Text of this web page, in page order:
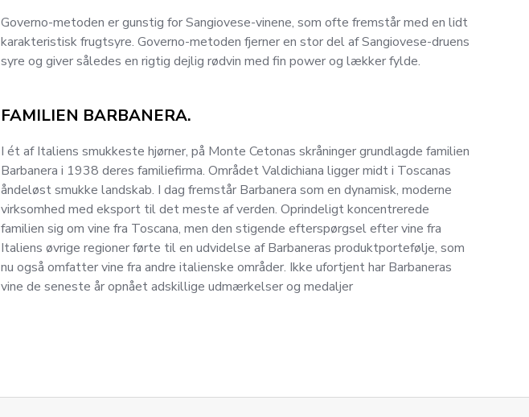
Governo-metoden er gunstig for Sangiovese-vinene, som ofte fremstår med en lidt
karakteristisk frugtsyre. Governo-metoden fjerner en stor del af Sangiovese-druens
syre og giver således en rigtig dejlig rødvin med fin power og lækker fylde.
FAMILIEN BARBANERA.
I ét af Italiens smukkeste hjørner, på Monte Cetonas skråninger grundlagde familien
Barbanera i 1938 deres familiefirma. Området Valdichiana ligger midt i Toscanas
åndeløst smukke landskab. I dag fremstår Barbanera som en dynamisk, moderne
virksomhed med eksport til det meste af verden. Oprindeligt koncentrerede
familien sig om vine fra Toscana, men den stigende efterspørgsel efter vine fra
Italiens øvrige regioner førte til en udvidelse af Barbaneras produktportefølje, som
nu også omfatter vine fra andre italienske områder. Ikke ufortjent har Barbaneras
vine de seneste år opnået adskillige udmærkelser og medaljer